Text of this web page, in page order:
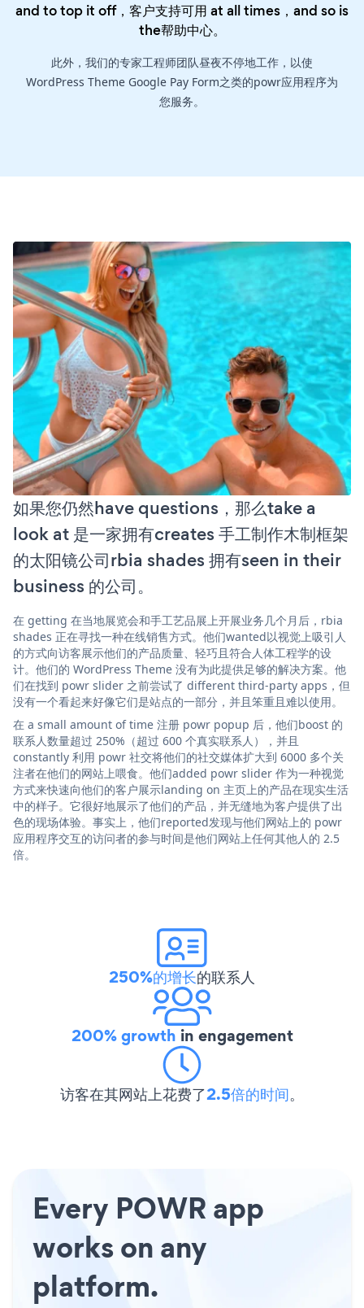
and to top it off，客户支持可用 at all times，and so is
the帮助中心。
此外，我们的专家工程师团队昼夜不停地工作，以使
WordPress Theme Google Pay Form之类的powr应用程序为
您服务。
如果您仍然have questions，那么take a
look at 是一家拥有creates 手工制作木制框架
的太阳镜公司rbia shades 拥有seen in their
business 的公司。
在 getting 在当地展览会和手工艺品展上开展业务几个月后，rbia
shades 正在寻找一种在线销售方式。他们wanted以视觉上吸引人
的方式向访客展示他们的产品质量、轻巧且符合人体工程学的设
计。他们的 WordPress Theme 没有为此提供足够的解决方案。他
们在找到 powr slider 之前尝试了 different third-party apps，但
没有一个看起来好像它们是站点的一部分，并且笨重且难以使用。
在 a small amount of time 注册 powr popup 后，他们boost 的
联系人数量超过 250%（超过 600 个真实联系人），并且
constantly 利用 powr 社交将他们的社交媒体扩大到 6000 多个关
注者在他们的网站上喂食。他们added powr slider 作为一种视觉
方式来快速向他们的客户展示landing on 主页上的产品在现实生活
中的样子。它很好地展示了他们的产品，并无缝地为客户提供了出
色的现场体验。事实上，他们reported发现与他们网站上的 powr
应用程序交互的访问者的参与时间是他们网站上任何其他人的 2.5
倍。
250%的增长的联系人
200% growth in engagement
访客在其网站上花费了2.5倍的时间。
Every POWR app
works on any
platform.